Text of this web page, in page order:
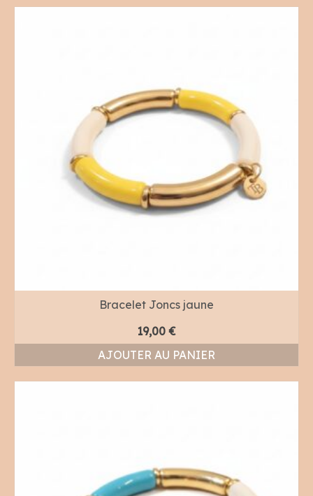
Bracelet Joncs jaune
19,00 €
AJOUTER AU PANIER